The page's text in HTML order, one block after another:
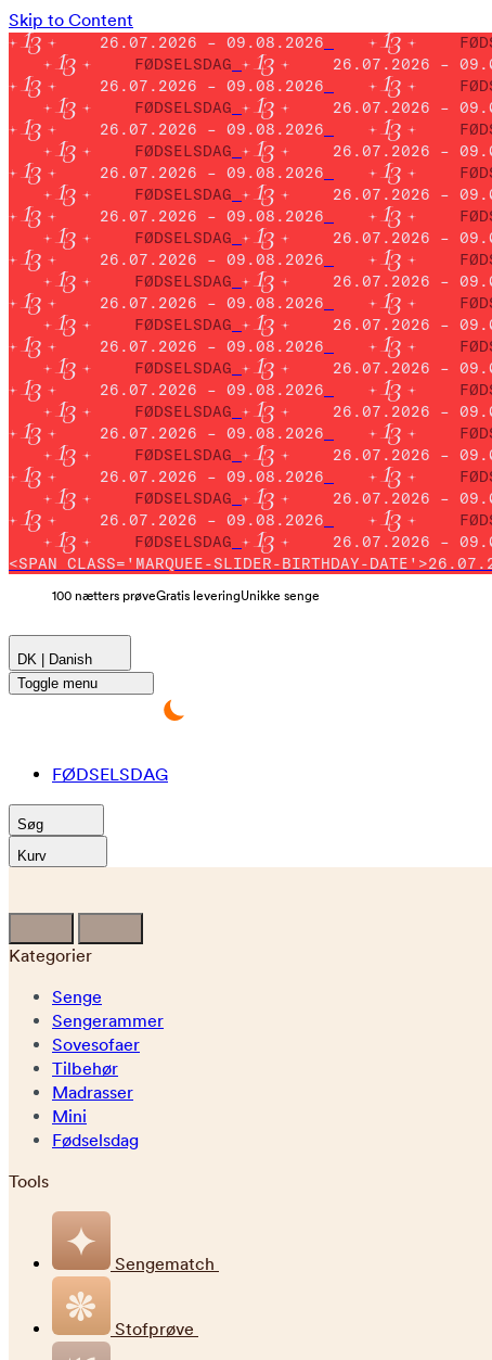
Skip to Content
26.07.2026 – 09.08.2026
FØDSELSDAG
26.07.2026 –
26.07.2026 – 09.08.2026
FØDSELSDAG
26.07.2026 –
26.07.2026 – 09.08.2026
FØDSELSDAG
26.07.2026 –
26.07.2026 – 09.08.2026
FØDSELSDAG
26.07.2026 –
26.07.2026 – 09.08.2026
FØDSELSDAG
26.07.2026 –
26.07.2026 – 09.08.2026
FØDSELSDAG
26.07.2026 –
26.07.2026 – 09.08.2026
FØDSELSDAG
26.07.2026 –
26.07.2026 – 09.08.2026
FØDSELSDAG
26.07.2026 –
26.07.2026 – 09.08.2026
FØDSELSDAG
26.07.2026 –
26.07.2026 – 09.08.2026
FØDSELSDAG
26.07.2026 –
26.07.2026 – 09.08.2026
FØDSELSDAG
26.07.2026 –
26.07.2026 – 09.08.2026
FØDSELSDAG
26.07.2026 –
<SPAN CLASS='MARQUEE-SLIDER-BIRTHDAY-
100 nætters prøveGratis leveringUnikke senge
DK | Danish
Toggle menu
FØDSELSDAG
Søg
Kurv
Kategorier
Senge
Sengerammer
Sovesofaer
Tilbehør
Madrasser
Mini
Fødselsdag
Tools
Sengematch
Stofprøve